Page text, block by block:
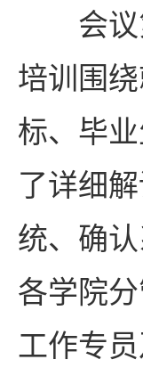
会
培训围
标、毕
了详细
统、确
各学院
工作专